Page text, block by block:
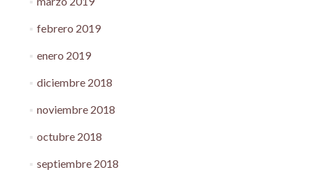
febrero 2019
enero 2019
diciembre 2018
noviembre 2018
octubre 2018
septiembre 2018